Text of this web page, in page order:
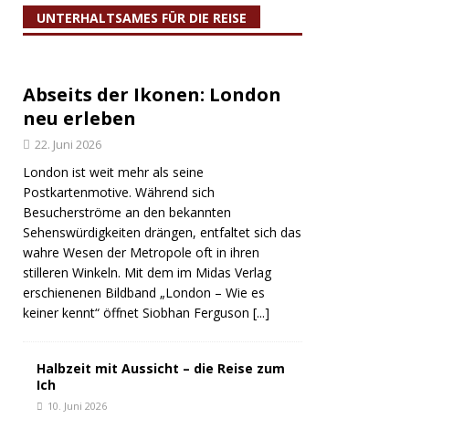
UNTERHALTSAMES FÜR DIE REISE
Abseits der Ikonen: London
neu erleben
22. Juni 2026
London ist weit mehr als seine
Postkartenmotive. Während sich
Besucherströme an den bekannten
Sehenswürdigkeiten drängen, entfaltet sich das
wahre Wesen der Metropole oft in ihren
stilleren Winkeln. Mit dem im Midas Verlag
erschienenen Bildband „London – Wie es
keiner kennt“ öffnet Siobhan Ferguson [...]
Halbzeit mit Aussicht – die Reise zum
Ich
10. Juni 2026